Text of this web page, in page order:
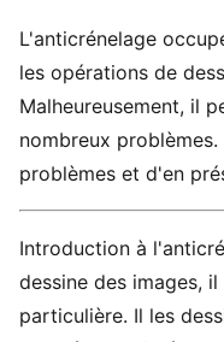
L'anticrénelage
les opérations de
Malheureusement, il
nombreux
problèmes et d'en
Introduction à
dessine des images,
particulière. Il les